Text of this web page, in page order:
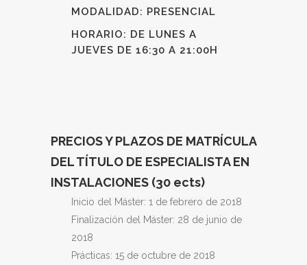
MODALIDAD: PRESENCIAL
HORARIO: DE LUNES A
JUEVES DE 16:30 A 21:00H
PRECIOS Y PLAZOS DE MATRÍCULA
DEL TÍTULO DE ESPECIALISTA EN
INSTALACIONES (30 ects)
Inicio del Máster: 1 de febrero de 2018
Finalización del Máster: 28 de junio de
2018
Prácticas: 15 de octubre de 2018